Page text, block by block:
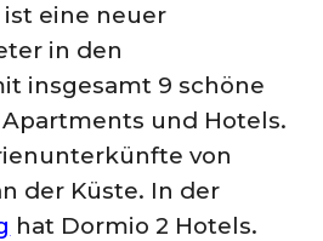
ist eine neuer
in den
insgesamt 9 schöne
und Hotels.
von
der Küste. In der
hat Dormio 2 Hotels.